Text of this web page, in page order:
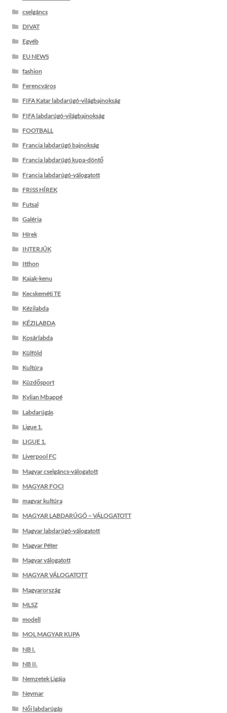
cselgáncs
DIVAT
Egyéb
EU NEWS
fashion
Ferencváros
FIFA Katar labdarúgó-világbajnokság
FIFA labdarúgó-világbajnokság
FOOTBALL
Francia labdarúgó bajnokság
Francia labdarúgó kupa-döntő
Francia labdarúgó-válogatott
FRISS HÍREK
Futsal
Galéria
Hírek
INTERJÚK
Itthon
Kajak-kenu
Kecskeméti TE
Kézilabda
KÉZILABDA
Kosárlabda
Külföld
Kultúra
Küzdősport
Kylian Mbappé
Labdarúgás
Ligue 1.
LIGUE 1.
Liverpool FC
Magyar cselgáncs-válogatott
MAGYAR FOCI
magyar kultúra
MAGYAR LABDARÚGÓ – VÁLOGATOTT
Magyar labdarúgó-válogatott
Magyar Péter
Magyar válogatott
MAGYAR VÁLOGATOTT
Magyarország
MLSZ
modell
MOL MAGYAR KUPA
NB I.
NB II.
Nemzetek Ligája
Neymar
Női labdarúgás